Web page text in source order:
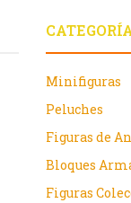
Minifiguras
Peluches
Figuras de
Bloques
Figuras